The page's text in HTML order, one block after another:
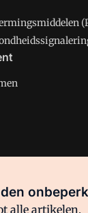
alle artikelen,